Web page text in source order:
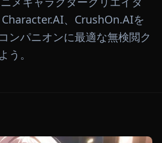
、CrushOn.AIを
ンパニオンに最適な無検閲ク
う。